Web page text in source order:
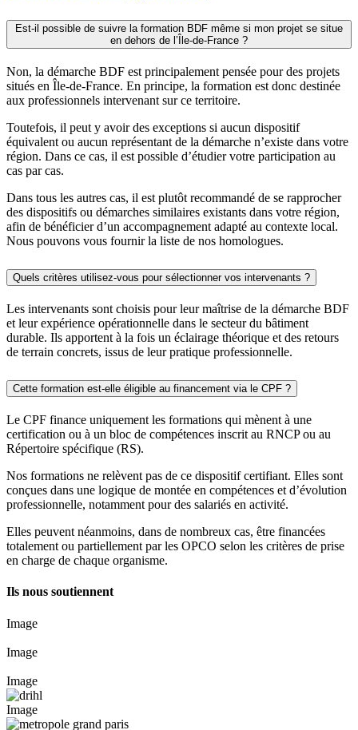
Est-il possible de suivre la formation BDF même si mon projet se situe
en dehors de l’Île-de-France ?
Non, la démarche BDF est principalement pensée pour des projets
situés en Île-de-France. En principe, la formation est donc destinée
aux professionnels intervenant sur ce territoire.
Toutefois, il peut y avoir des exceptions si aucun dispositif
équivalent ou aucun représentant de la démarche n’existe dans votre
région. Dans ce cas, il est possible d’étudier votre participation au
cas par cas.
Dans tous les autres cas, il est plutôt recommandé de se rapprocher
des dispositifs ou démarches similaires existants dans votre région,
afin de bénéficier d’un accompagnement adapté au contexte local.
Nous pouvons vous fournir la liste de nos homologues.
Quels critères utilisez-vous pour sélectionner vos intervenants ?
Les intervenants sont choisis pour leur maîtrise de la démarche BDF
et leur expérience opérationnelle dans le secteur du bâtiment
durable. Ils apportent à la fois un éclairage théorique et des retours
de terrain concrets, issus de leur pratique professionnelle.
Cette formation est-elle éligible au financement via le CPF ?
Le CPF finance uniquement les formations qui mènent à une
certification ou à un bloc de compétences inscrit au RNCP ou au
Répertoire spécifique (RS).
Nos formations ne relèvent pas de ce dispositif certifiant. Elles sont
conçues dans une logique de montée en compétences et d’évolution
professionnelle, notamment pour des salariés en activité.
Elles peuvent néanmoins, dans de nombreux cas, être financées
totalement ou partiellement par les OPCO selon les critères de prise
en charge de chaque organisme.
Ils nous soutiennent
Image
Image
Image
Image